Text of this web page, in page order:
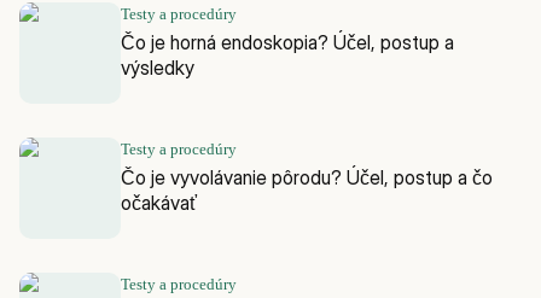
Testy a procedúry
Čo je horná endoskopia? Účel, postup a
výsledky
Testy a procedúry
Čo je vyvolávanie pôrodu? Účel, postup a čo
očakávať
Testy a procedúry